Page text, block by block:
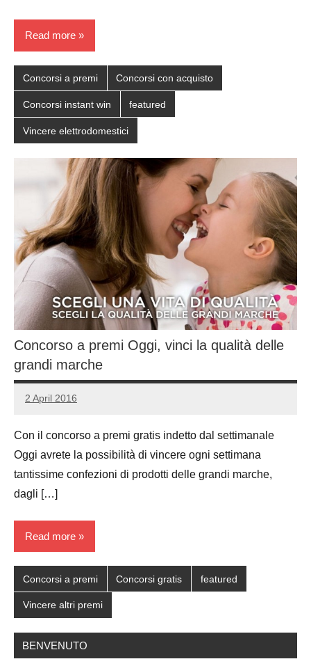
Read more
Concorsi a premi Concorsi con acquisto
Concorsi instant win featured
Vincere elettrodomestici
Concorso a premi Oggi, vinci la qualità delle
grandi marche
2 April 2016
Luca
No
Con il concorso a premi gratis indetto dal settimanale
Oggi avrete la possibilità di vincere ogni settimana
tantissime confezioni di prodotti delle grandi marche,
dagli […]
Read more
Concorsi a premi Concorsi gratis featured
Vincere altri premi
BENVENUTO